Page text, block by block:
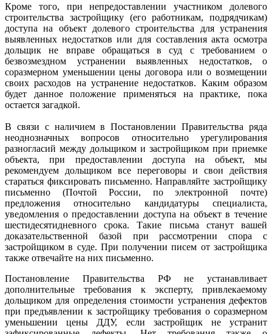
Кроме того, при непредоставлении участником долевого
строительства застройщику (его работникам, подрядчикам)
доступа на объект долевого строительства для устранения
выявленных недостатков или для составления акта осмотра
дольщик не вправе обращаться в суд с требованием о
безвозмездном устранении выявленных недостатков, о
соразмерном уменьшении цены договора или о возмещении
своих расходов на устранение недостатков. Каким образом
будет данное положение применяться на практике, пока
остается загадкой.
В связи с наличием в Постановлении Правительства ряда
неоднозначных вопросов относительно урегулирования
разногласий между дольщиком и застройщиком при приемке
объекта, при предоставлении доступа на объект, мы
рекомендуем дольщиком все переговоры и свои действия
стараться фиксировать письменно. Направляйте застройщику
письменно (Почтой России, по электронной почте)
предложения относительно кандидатуры специалиста,
уведомления о предоставлении доступа на объект в течение
шестидесятидневного срока. Такие письма станут вашей
доказательственной базой при рассмотрении спора с
застройщиком в суде. При получении писем от застройщика
также отвечайте на них письменно.
Постановление Правительства РФ не устанавливает
дополнительные требования к эксперту, привлекаемому
дольщиком для определения стоимости устранения дефектов
при предъявлении к застройщику требования о соразмерном
уменьшении цены ДДУ, если застройщик не устранит